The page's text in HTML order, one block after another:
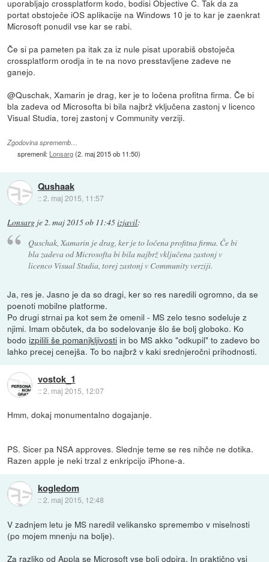
uporabljajo crossplatform kodo, bodisi Objective C. Tak da za
portat obstoječe iOS aplikacije na Windows 10 je to kar je zaenkrat
Microsoft ponudil vse kar se rabi.
Če si pa pameten pa itak za iz nule pisat uporabiš obstoječa
crossplatform orodja in te na novo presstavljene zadeve ne
ganejo.
@Quschak, Xamarin je drag, ker je to ločena profitna firma. Če bi
bla zadeva od Microsofta bi bila najbrž vključena zastonj v licenco
Visual Studia, torej zastonj v Community verziji.
Zgodovina sprememb…
spremenil: Lonsarg(2. maj 2015 ob 11:50)
Qushaak
::2. maj 2015, 11:57
Lonsarg je2. maj 2015 ob 11:45izjavil:
Quschak, Xamarin je drag, ker je to ločena profitna firma. Če bi
bla zadeva od Microsofta bi bila najbrž vključena zastonj v
licenco Visual Studia, torej zastonj v Community verziji.
Ja, res je. Jasno je da so dragi, ker so res naredili ogromno, da se
poenoti mobilne platforme.
Po drugi strnai pa kot sem že omenil - MS zelo tesno sodeluje z
njimi. Imam občutek, da bo sodelovanje šlo še bolj globoko. Ko
bodoizpilili še pomanjkljivosti in bo MS akko "odkupil" to zadevo bo
lahko precej cenejša. To bo najbrž v kaki srednjeročni prihodnosti.
vostok_1
::2. maj 2015, 12:07
Hmm, dokaj monumentalno dogajanje.
PS. Sicer pa NSA approves. Slednje teme se res nihče ne dotika.
Razen apple je neki trzal z enkripcijo iPhone-a.
kogledom
::2. maj 2015, 12:48
V zadnjem letu je MS naredil velikansko spremembo v miselnosti
(po mojem mnenju na bolje).
Za razliko od Appla se Microsoft vse bolj odpira. In praktično vsi